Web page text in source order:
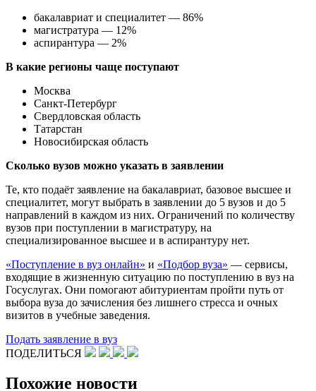
бакалавриат и специалитет — 86%
магистратура — 12%
аспирантура — 2%
В какие регионы чаще поступают
Москва
Санкт-Петербург
Свердловская область
Татарстан
Новосибирская область
Сколько вузов можно указать в заявлении
Те, кто подаёт заявление на бакалавриат, базовое высшее и
специалитет, могут выбрать в заявлении до 5 вузов и до 5
направлений в каждом из них. Ограничений по количеству
вузов при поступлении в магистратуру, на
специализированное высшее и в аспирантуру нет.
«Поступление в вуз онлайн» и «Подбор вуза» — сервисы,
входящие в жизненную ситуацию по поступлению в вуз на
Госуслугах. Они помогают абитуриентам пройти путь от
выбора вуза до зачисления без лишнего стресса и очных
визитов в учебные заведения.
Подать заявление в вуз
ПОДЕЛИТЬСЯ
Похожие новости